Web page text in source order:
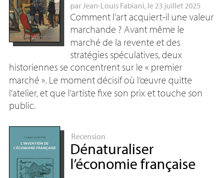
parJean-Louis Fabiani, le 23 juillet 2025
Comment l’art acquiert-il une valeur
marchande ? Avant même le
marché de la revente et des
stratégies spéculatives, deux
historiennes se concentrent sur le « premier
marché ». Le moment décisif où l’œuvre quitte
l’atelier, et que l’artiste fixe son prix et touche son
public.
Recension
Dénaturaliser
l’économie française